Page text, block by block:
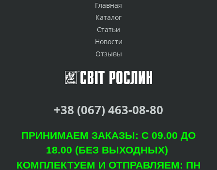
Главная
Каталог
Статьи
Новости
Отзывы
+38 (067) 463-08-80
ПРИНИМАЕМ ЗАКАЗЫ: С 09.00 ДО
18.00 (БЕЗ ВЫХОДНЫХ)
КОМПЛЕКТУЕМ И ОТПРАВЛЯЕМ: ПН